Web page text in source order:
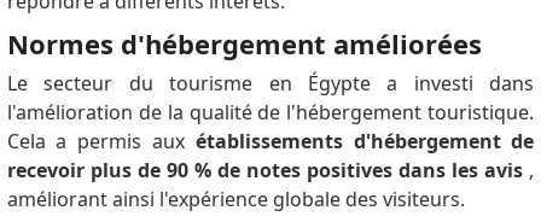
Normes d'hébergement améliorées
Le secteur du tourisme en Égypte a investi dans
l'amélioration de la qualité de l'hébergement touristique.
Cela a permis aux établissements d'hébergement de
recevoir plus de 90 % de notes positives dans les avis ,
améliorant ainsi l'expérience globale des visiteurs.